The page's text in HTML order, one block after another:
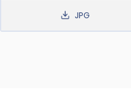
JPG